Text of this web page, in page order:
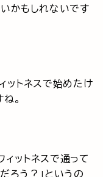
かもしれないです
ットネスで始めたけ
。
ットネスで通って
ろう？」というの